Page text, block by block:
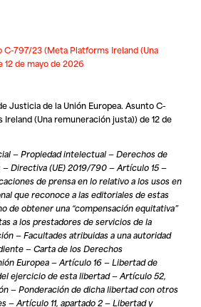
C-797/23 (Meta Platforms Ireland (Una
de mayo de 2026
Justicia de la Unión Europea. Asunto C-
(Una remuneración justa)) de 12 de
— Propiedad intelectual — Derechos de
Directiva (UE) 2019/790 — Artículo 15 —
de prensa en lo relativo a los usos en
que reconoce a las editoriales de estas
de obtener una “compensación equitativa”
a los prestadores de servicios de la
— Facultades atribuidas a una autoridad
— Carta de los Derechos
Europea — Artículo 16 — Libertad de
ejercicio de esta libertad — Artículo 52,
— Ponderación de dicha libertad con otros
— Artículo 11, apartado 2 — Libertad y